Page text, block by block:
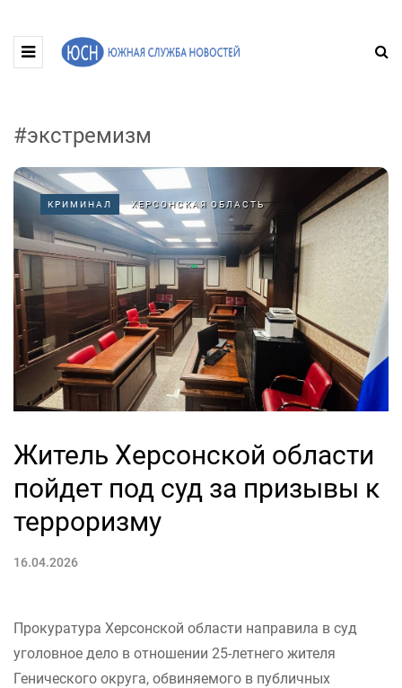
#экстремизм
КРИМИНАЛ ХЕРСОНСКАЯ ОБЛАСТЬ
Житель Херсонской области
пойдет под суд за призывы к
терроризму
16.04.2026
Прокуратура Херсонской области направила в суд
уголовное дело в отношении 25-летнего жителя
Генического округа, обвиняемого в публичных